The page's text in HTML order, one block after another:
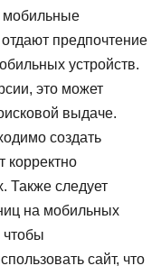
мобильные
предпочтение
устройств.
это может
выдаче.
создать
корректно
Также следует
на мобильных
чтобы
сайт, что